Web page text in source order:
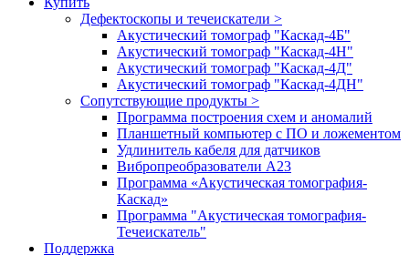
Дефектоскопы и течеискатели >
Акустический томограф "Каскад-4Б"
Акустический томограф "Каскад-4Н"
Акустический томограф "Каскад-4Д"
Акустический томограф "Каскад-4ДН"
Сопутствующие продукты >
Программа построения схем и аномалий
Планшетный компьютер с ПО и ложементом
Удлинитель кабеля для датчиков
Вибропреобразователи А23
Программа «Акустическая томография-
Каскад»
Программа "Акустическая томография-
Течеискатель"
Поддержка